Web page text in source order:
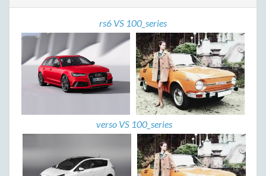
rs6 VS 100_series
verso VS 100_series